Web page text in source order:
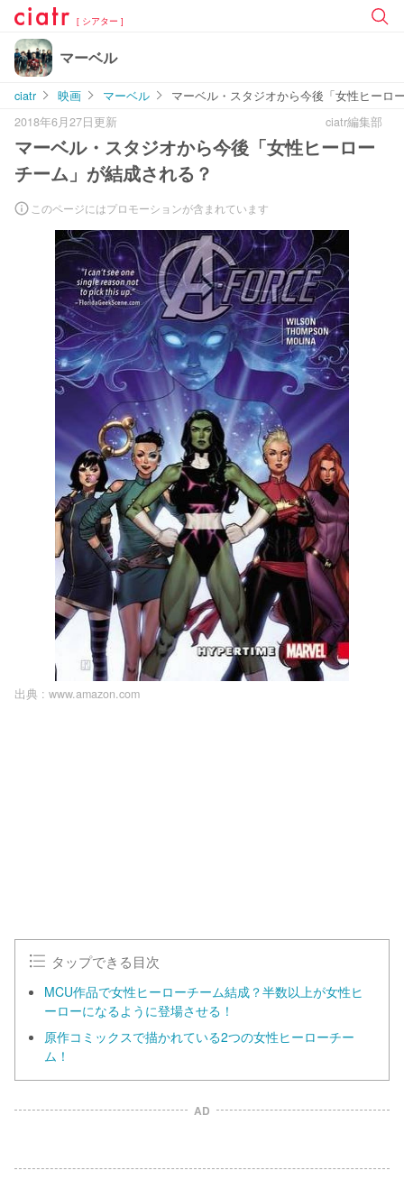
[ シアター ]
マーベル
ciatr 映画 マーベル
マーベル・スタジオから今後「女性ヒーロ
2018年6月27日更新
ciatr編集部
マーベル・スタジオから今後「女性ヒーロー
チーム」が結成される？
このページにはプロモーションが含まれています
出典 : www.amazon.com
タップできる目次
MCU作品で女性ヒーローチーム結成？半数以上が女性ヒ
ーローになるように登場させる！
原作コミックスで描かれている2つの女性ヒーローチー
ム！
AD